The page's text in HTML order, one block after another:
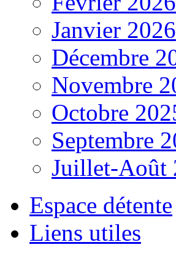
Janvier 2026
Décembre
Novembre
Octobre
Septembre
Juillet-Août
Espace détente
Liens utiles